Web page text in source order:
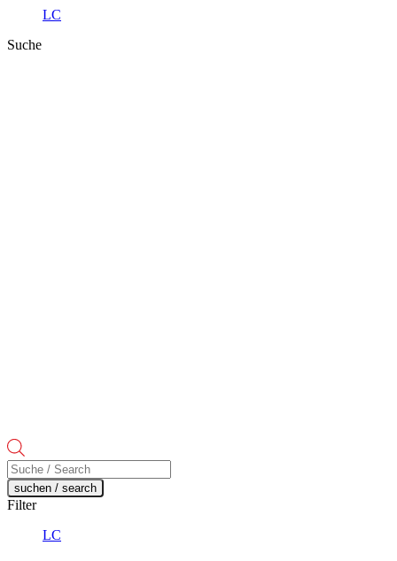
LC
Suche
Products
search
suchen / search
Filter
LC